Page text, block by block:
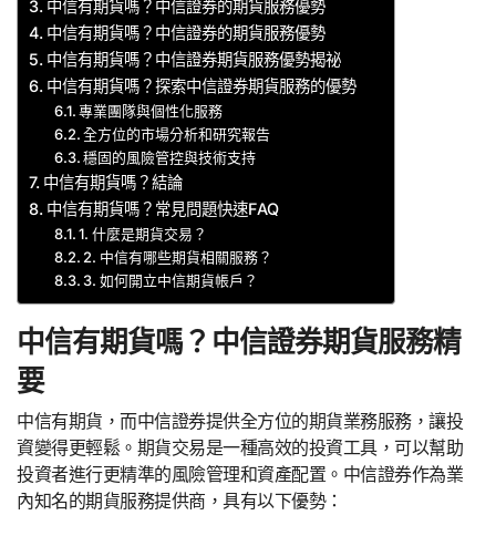
中信有期貨嗎？中信證券的期貨服務優勢
中信有期貨嗎？中信證券的期貨服務優勢
中信有期貨嗎？中信證券期貨服務優勢揭祕
中信有期貨嗎？探索中信證券期貨服務的優勢
專業團隊與個性化服務
全方位的市場分析和研究報告
穩固的風險管控與技術支持
中信有期貨嗎？結論
中信有期貨嗎？常見問題快速FAQ
1. 什麼是期貨交易？
2. 中信有哪些期貨相關服務？
3. 如何開立中信期貨帳戶？
中信有期貨嗎？中信證券期貨服務精
要
中信有期貨，而中信證券提供全方位的期貨業務服務，讓投
資變得更輕鬆。期貨交易是一種高效的投資工具，可以幫助
投資者進行更精準的風險管理和資產配置。中信證券作為業
內知名的期貨服務提供商，具有以下優勢：